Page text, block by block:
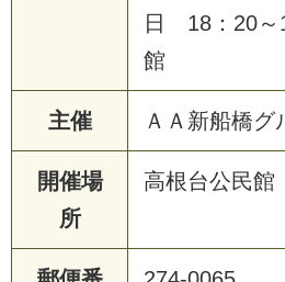
日 18：20
館
主催 ＡＡ新船橋グ
開催場
所
高根台公民